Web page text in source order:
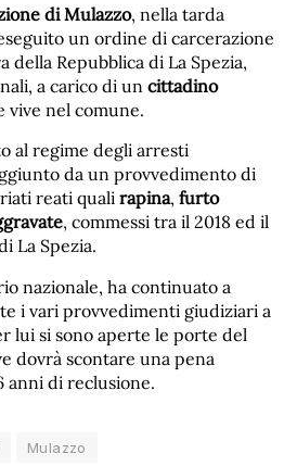
di Mulazzo, nella tarda
un ordine di carcerazione
della Repubblica di La Spezia,
a carico di un cittadino
vive nel comune.
al regime degli arresti
da un provvedimento di
reati qualirapina, furto
, commessi tra il 2018 ed il
La Spezia.
nazionale, ha continuato a
i vari provvedimenti giudiziari a
lui si sono aperte le porte del
dovrà scontare una pena
anni di reclusione.
Mulazzo